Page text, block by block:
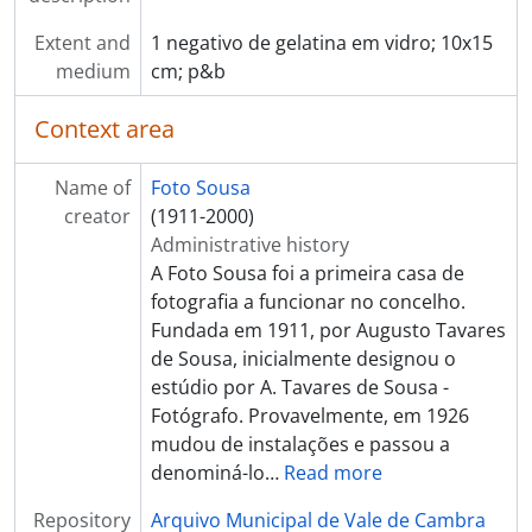
[Item] Retrato de criança
[Item] Retrato de criança
[Item] Retrato de mulher e criança com vestuário regional
[Item] Retrato de mulher
[Item] Retrato de mulher
[Item] Retrato de padre
[Item] Retrato de criança
[Item] Retrato de homem
[Item] Músico
[Item] Retrato de pugilista
[Item] Retrato de mulher com vestuário regional
[Item] Retrato de mulher com vestuário regional
[Item] Retrato de aluno universitário
[Item] Retrato de padre
[Item] Retrato de aluno universitário
[Item] Retrato de criança com vestuário de fantasia
Extent and
medium
1 negativo de gelatina em vidro; 10x15
cm; p&b
Context area
Name of
creator
Foto Sousa
(1911-2000)
Administrative history
A Foto Sousa foi a primeira casa de
fotografia a funcionar no concelho.
Fundada em 1911, por Augusto Tavares
de Sousa, inicialmente designou o
estúdio por A. Tavares de Sousa -
Fotógrafo. Provavelmente, em 1926
mudou de instalações e passou a
denominá-lo… Read more
Repository
Arquivo Municipal de Vale de Cambra